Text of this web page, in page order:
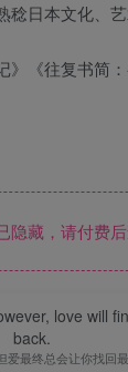
日本文化、艺
《往复书简：
藏，请付费
love will
back.
爱最终总会让你找回